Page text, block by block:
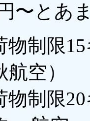
〜とあ
物制限
空）
物制限